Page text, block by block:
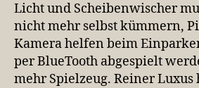
Licht und Scheibenwischer
nicht mehr selbst kümmern,
Kamera helfen beim
per BlueTooth abgespielt
mehr Spielzeug. Reiner Luxus